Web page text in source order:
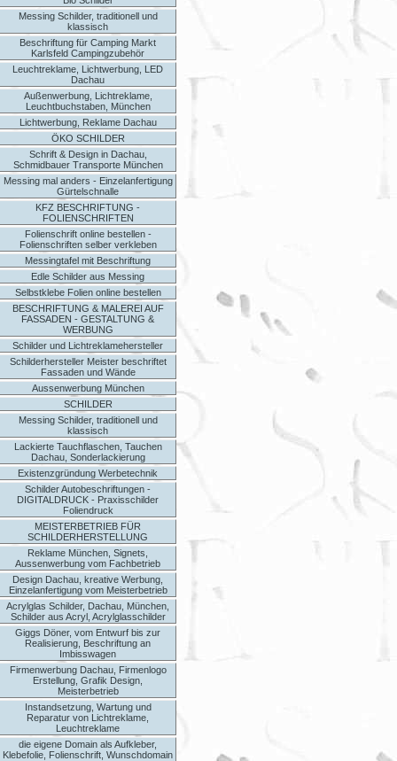
Messing Schilder, traditionell und
klassisch
Beschriftung für Camping Markt
Karlsfeld Campingzubehör
Leuchtreklame, Lichtwerbung, LED
Dachau
Außenwerbung, Lichtreklame,
Leuchtbuchstaben, München
Lichtwerbung, Reklame Dachau
ÖKO SCHILDER
Schrift & Design in Dachau,
Schmidbauer Transporte München
Messing mal anders - Einzelanfertigung
Gürtelschnalle
KFZ BESCHRIFTUNG -
FOLIENSCHRIFTEN
Folienschrift online bestellen -
Folienschriften selber verkleben
Messingtafel mit Beschriftung
Edle Schilder aus Messing
Selbstklebe Folien online bestellen
BESCHRIFTUNG & MALEREI AUF
FASSADEN - GESTALTUNG &
WERBUNG
Schilder und Lichtreklamehersteller
Schilderhersteller Meister beschriftet
Fassaden und Wände
Aussenwerbung München
SCHILDER
Messing Schilder, traditionell und
klassisch
Lackierte Tauchflaschen, Tauchen
Dachau, Sonderlackierung
Existenzgründung Werbetechnik
Schilder Autobeschriftungen -
DIGITALDRUCK - Praxisschilder
Foliendruck
MEISTERBETRIEB FÜR
SCHILDERHERSTELLUNG
Reklame München, Signets,
Aussenwerbung vom Fachbetrieb
Design Dachau, kreative Werbung,
Einzelanfertigung vom Meisterbetrieb
Acrylglas Schilder, Dachau, München,
Schilder aus Acryl, Acrylglasschilder
Giggs Döner, vom Entwurf bis zur
Realisierung, Beschriftung an
Imbisswagen
Firmenwerbung Dachau, Firmenlogo
Erstellung, Grafik Design,
Meisterbetrieb
Instandsetzung, Wartung und
Reparatur von Lichtreklame,
Leuchtreklame
die eigene Domain als Aufkleber,
Klebefolie, Folienschrift, Wunschdomain